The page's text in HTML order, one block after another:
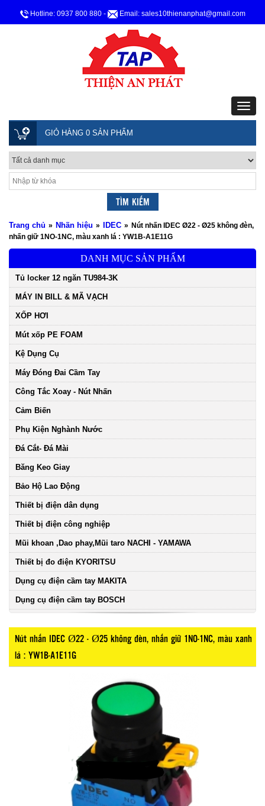
Hotline: 0937 800 880 - Email: sales10thienanphat@gmail.com
GIỎ HÀNG 0 SẢN PHẨM
Trang chủ » Nhãn hiệu » IDEC » Nút nhấn IDEC Ø22 - Ø25 không đèn,
nhấn giữ 1NO-1NC, màu xanh lá : YW1B-A1E11G
DANH MỤC SẢN PHẨM
Tủ locker 12 ngăn TU984-3K
MÁY IN BILL & MÃ VẠCH
XỐP HƠI
Mút xốp PE FOAM
Kệ Dụng Cụ
Máy Đóng Đai Cầm Tay
Công Tắc Xoay - Nút Nhấn
Cảm Biến
Phụ Kiện Nghành Nước
Đá Cắt- Đá Mài
Băng Keo Giay
Bảo Hộ Lao Động
Thiết bị điện dân dụng
Thiết bị điện công nghiệp
Mũi khoan ,Dao phay,Mũi taro NACHI - YAMAWA
Thiết bị đo điện KYORITSU
Dụng cụ điện cầm tay MAKITA
Dụng cụ điện cầm tay BOSCH
Nút nhấn IDEC Ø22 - Ø25 không đèn, nhấn giữ 1NO-1NC, màu xanh
lá : YW1B-A1E11G